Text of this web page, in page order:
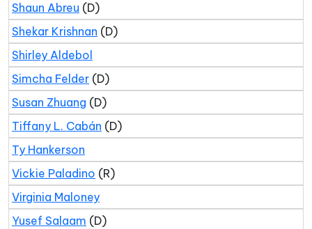
Shaun Abreu (D)
Shekar Krishnan (D)
Shirley Aldebol
Simcha Felder (D)
Susan Zhuang (D)
Tiffany L. Cabán (D)
Ty Hankerson
Vickie Paladino (R)
Virginia Maloney
Yusef Salaam (D)